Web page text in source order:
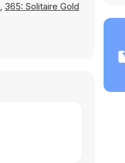
, 365: Solitaire Gold